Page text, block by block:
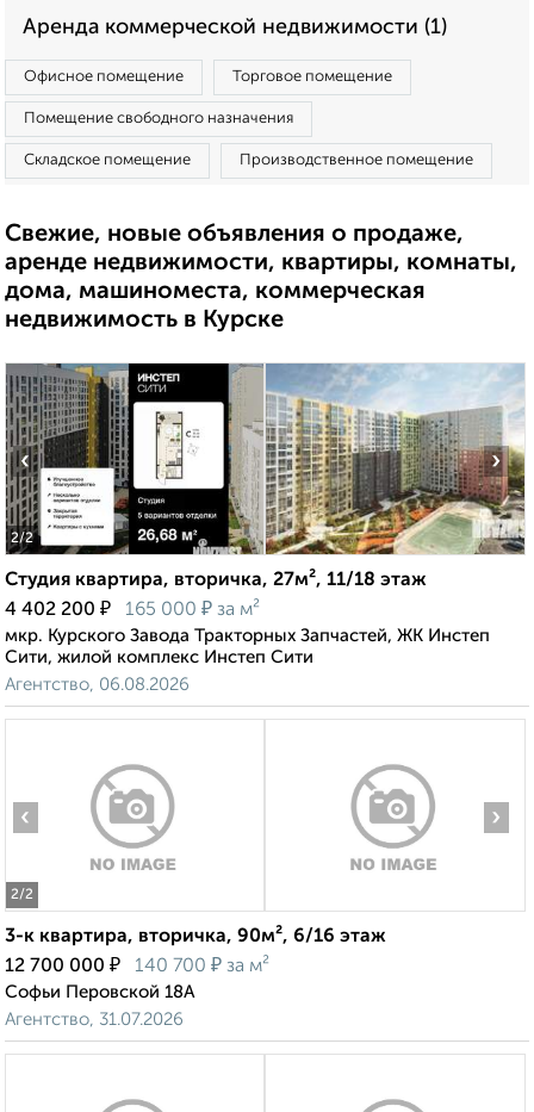
Аренда коммерческой недвижимости (1)
Офисное помещение Торговое помещение
Помещение свободного назначения
Складское помещение Производственное помещение
Свежие, новые объявления о продаже,
аренде недвижимости, квартиры, комнаты,
дома, машиноместа, коммерческая
недвижимость в Курске
2/2
‹ ›
Студия квартира, вторичка, 27м², 11/18 этаж
4 402 200 ₽ 165 000 ₽ за м²
мкр. Курского Завода Тракторных Запчастей, ЖК Инстеп
Сити, жилой комплекс Инстеп Сити
Агентство, 06.08.2026
2/2
‹ ›
3-к квартира, вторичка, 90м², 6/16 этаж
12 700 000 ₽ 140 700 ₽ за м²
Софьи Перовской 18А
Агентство, 31.07.2026